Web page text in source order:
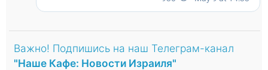
Важно! Подпишись на наш Телеграм-канал
"Наше Кафе: Новости Израиля"